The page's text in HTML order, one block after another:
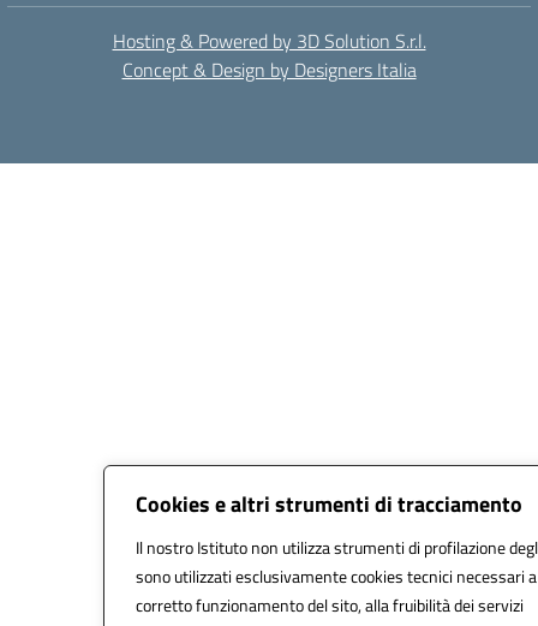
Cookies e altri strumenti di tracciamento
Il nostro Istituto non utilizza strumenti di profilazione
sono utilizzati esclusivamente cookies tecnici necessari
corretto funzionamento del sito, alla fruibilità dei servizi
Hosting & Powered by 3D Solution S.r.l.
Concept & Design by Designers Italia